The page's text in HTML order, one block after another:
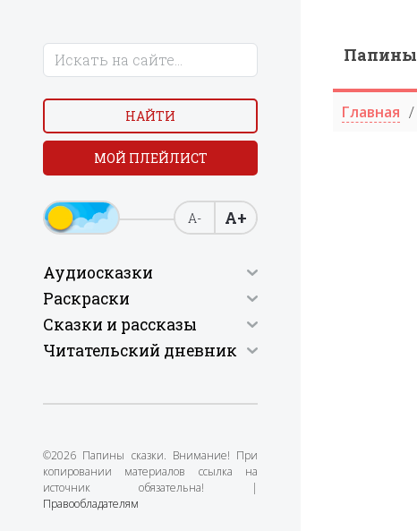
НАЙТИ
МОЙ ПЛЕЙЛИСТ
А- А+
Аудиосказки
Раскраски
Сказки и рассказы
Читательский дневник
©2026 Папины сказки. Внимание! При
копировании материалов ссылка на
источник обязательна! |
Правообладателям
Папины
Главная